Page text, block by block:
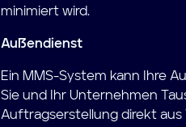
minimiert wird.
Außendienst
Ein MMS-System kann Ihre
Sie und Ihr Unternehmen
Auftragserstellung direkt